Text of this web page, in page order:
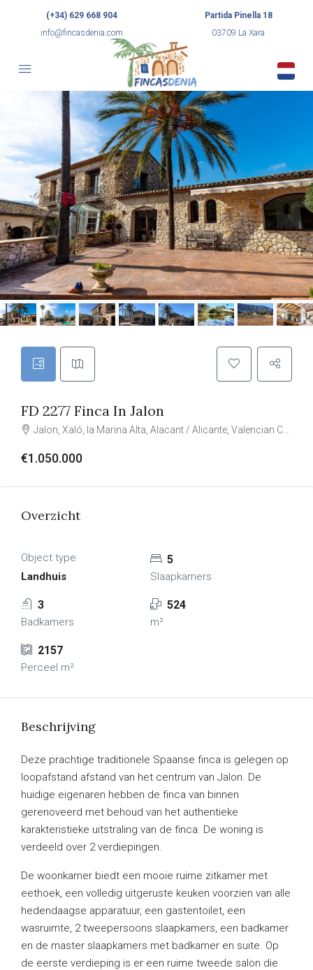
(+34) 629 668 904
info@fincasdenia.com
Partida Pinella 18
03709 La Xara
FD 2277 Finca In Jalon
Jalon, Xaló, la Marina Alta, Alacant / Alicante, Valencian Community, Spain
€1.050.000
Overzicht
Object type
Landhuis
5
Slaapkamers
3
Badkamers
524
m²
2157
Perceel m²
Beschrijving
Deze prachtige traditionele Spaanse finca is gelegen op
loopafstand afstand van het centrum van Jalon. De
huidige eigenaren hebben de finca van binnen
gerenoveerd met behoud van het authentieke
karakteristieke uitstraling van de finca. De woning is
verdeeld over 2 verdiepingen.
De woonkamer biedt een mooie ruime zitkamer met
eethoek, een volledig uitgeruste keuken voorzien van alle
hedendaagse apparatuur, een gastentoilet, een
wasruimte, 2 tweepersoons slaapkamers, een badkamer
en de master slaapkamers met badkamer en suite. Op
de eerste verdieping is er een ruime tweede salon die